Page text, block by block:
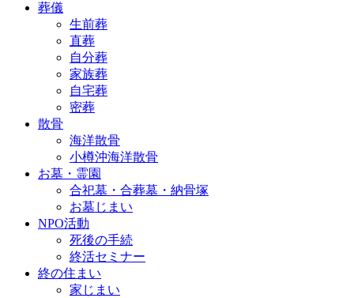
葬儀
生前葬
直葬
自分葬
家族葬
自宅葬
密葬
散骨
海洋散骨
小樽沖海洋散骨
お墓・霊園
合祀墓・合葬墓・納骨塚
お墓じまい
NPO活動
死後の手続
終活セミナー
終の住まい
家じまい